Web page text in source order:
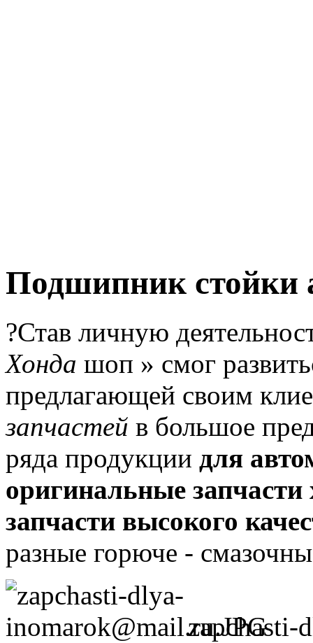
Подшипник стойки
?Став личную
Хонда шоп » смог
предлагающей своим
запчастей в большое
ряда продукции для
оригинальные запчасти
запчасти высокого
разные горюче -
zapchasti-